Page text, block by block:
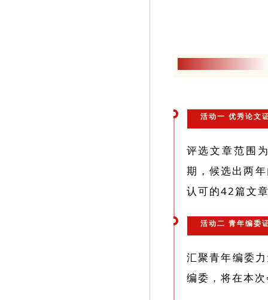
活动一 优秀论文
评选文章范围
期，候选出两
认可的42篇文
活动二 青年编委
汇聚青年编委
编委，将在本